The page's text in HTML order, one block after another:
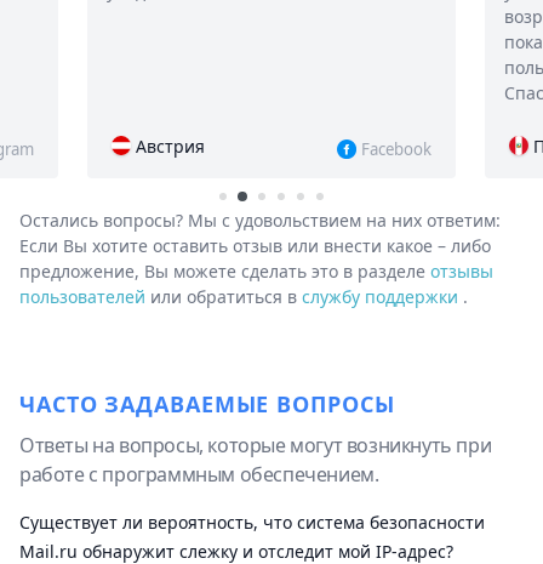
Instagram
Остались вопросы? Мы с удовольствием на них ответим:
Если Вы хотите оставить отзыв или внести какое – либо
предложение, Вы можете сделать это в разделе отзывы
пользователей или обратиться в службу поддержки .
ЧАСТО ЗАДАВАЕМЫЕ ВОПРОСЫ
Ответы на вопросы, которые могут возникнуть при
работе с программным обеспечением.
Существует ли вероятность, что система безопасности
Mail.ru обнаружит слежку и отследит мой IP-адрес?